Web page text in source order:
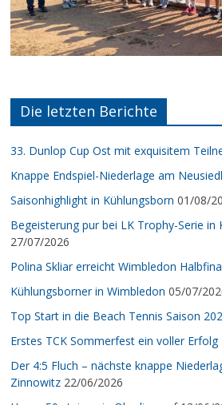
Die letzten Berichte
33. Dunlop Cup Ost mit exquisitem
Knappe Endspiel-Niederlage am
Saisonhighlight in Kühlungsborn 01/08/
Begeisterung pur bei LK Trophy-Serie in
27/07/2026
Polina Skliar erreicht Wimbledon
Kühlungsborner in Wimbledon 05/07/
Top Start in die Beach Tennis Saison
Erstes TCK Sommerfest ein voller Erfolg
Der 4:5 Fluch – nächste knappe
Zinnowitz 22/06/2026